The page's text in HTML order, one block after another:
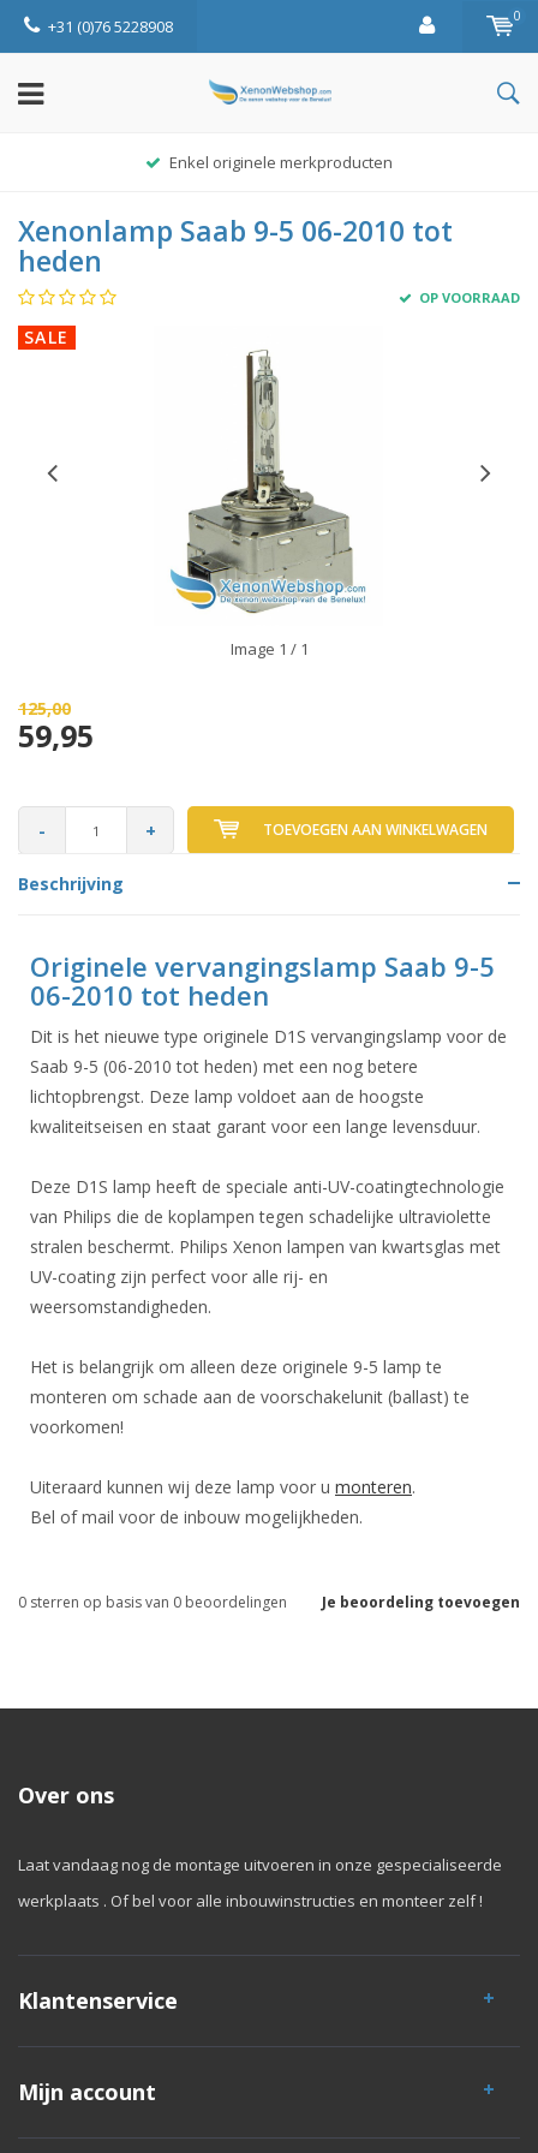
+31 (0)76 5228908 0
Enkel originele merkproducten
Xenonlamp Saab 9-5 06-2010 tot
heden
OP VOORRAAD
SALE
Image 1 / 1
125,00
59,95
- + TOEVOEGEN AAN WINKELWAGEN
Beschrijving
Originele vervangingslamp Saab 9-5
06-2010 tot heden
Dit is het nieuwe type originele D1S vervangingslamp voor de
Saab 9-5 (06-2010 tot heden) met een nog betere
lichtopbrengst. Deze lamp voldoet aan de hoogste
kwaliteitseisen en staat garant voor een lange levensduur.
Deze D1S lamp heeft de speciale anti-UV-coatingtechnologie
van Philips die de koplampen tegen schadelijke ultraviolette
stralen beschermt. Philips Xenon lampen van kwartsglas met
UV-coating zijn perfect voor alle rij- en
weersomstandigheden.
Het is belangrijk om alleen deze originele 9-5 lamp te
monteren om schade aan de voorschakelunit (ballast) te
voorkomen!
Uiteraard kunnen wij deze lamp voor u monteren.
Bel of mail voor de inbouw mogelijkheden.
Je beoordeling toevoegen
0 sterren op basis van 0 beoordelingen
Over ons
Laat vandaag nog de montage uitvoeren in onze gespecialiseerde
werkplaats . Of bel voor alle inbouwinstructies en monteer zelf !
Klantenservice
Mijn account